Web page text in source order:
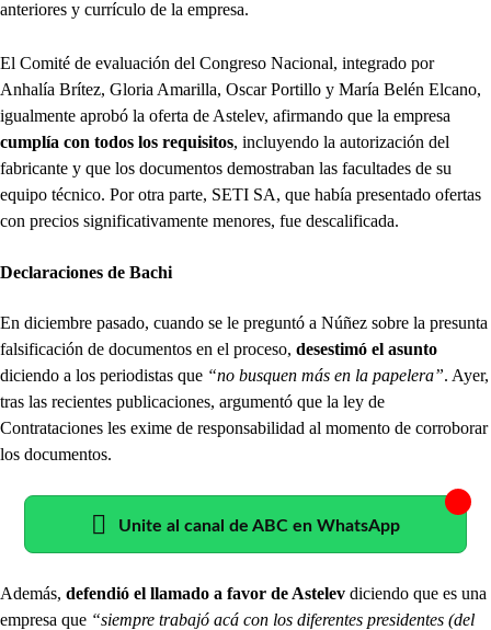
anteriores y currículo de la empresa.
El Comité de evaluación del Congreso Nacional, integrado por
Anhalía Brítez, Gloria Amarilla, Oscar Portillo y María Belén Elcano,
igualmente aprobó la oferta de Astelev, afirmando que la empresa
cumplía con todos los requisitos, incluyendo la autorización del
fabricante y que los documentos demostraban las facultades de su
equipo técnico. Por otra parte, SETI SA, que había presentado ofertas
con precios significativamente menores, fue descalificada.
Declaraciones de Bachi
En diciembre pasado, cuando se le preguntó a Núñez sobre la presunta
falsificación de documentos en el proceso, desestimó el asunto
diciendo a los periodistas que “no busquen más en la papelera”. Ayer,
tras las recientes publicaciones, argumentó que la ley de
Contrataciones les exime de responsabilidad al momento de corroborar
los documentos.
Unite al canal de ABC en WhatsApp
Además, defendió el llamado a favor de Astelev diciendo que es una
empresa que “siempre trabajó acá con los diferentes presidentes (del